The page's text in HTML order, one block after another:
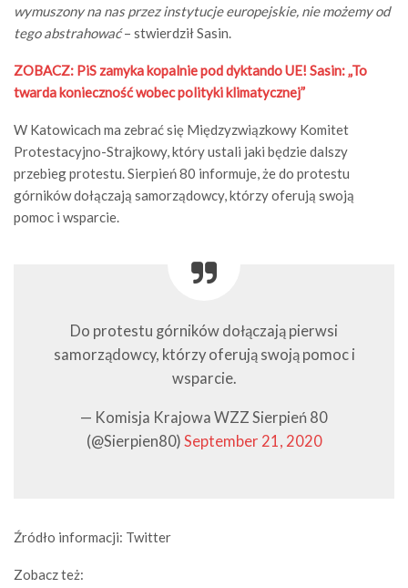
wymuszony na nas przez instytucje europejskie, nie możemy od
tego abstrahować– stwierdził Sasin.
ZOBACZ: PiS zamyka kopalnie pod dyktando UE! Sasin: „To
twarda konieczność wobec polityki klimatycznej”
W Katowicach ma zebrać się Międzyzwiązkowy Komitet
Protestacyjno-Strajkowy, który ustali jaki będzie dalszy
przebieg protestu. Sierpień 80 informuje, że do protestu
górników dołączają samorządowcy, którzy oferują swoją
pomoc i wsparcie.
Do protestu górników dołączają pierwsi
samorządowcy, którzy oferują swoją pomoc i
wsparcie.
— Komisja Krajowa WZZ Sierpień 80
(@Sierpien80) September 21, 2020
Źródło informacji: Twitter
Zobacz też: